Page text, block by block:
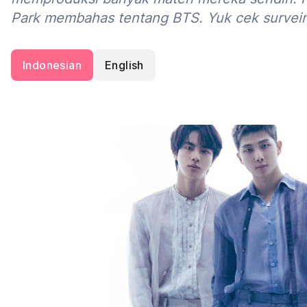
Park membahas tentang BTS. Yuk cek
Indonesian English